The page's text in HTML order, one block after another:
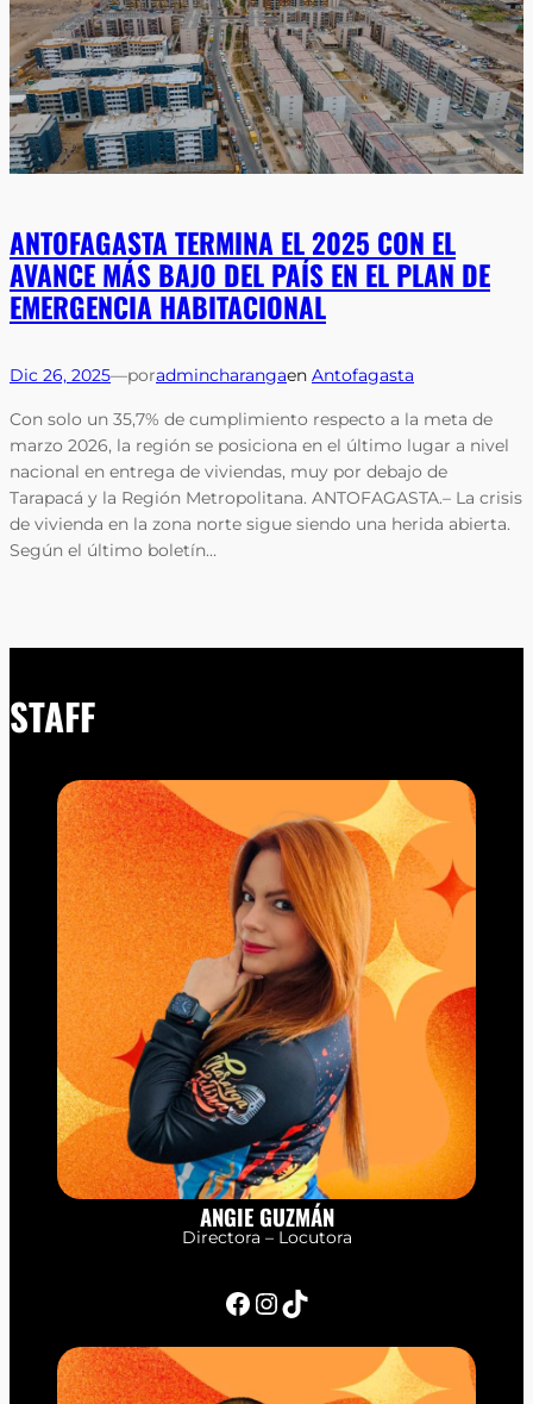
ANTOFAGASTA TERMINA EL 2025 CON EL
AVANCE MÁS BAJO DEL PAÍS EN EL PLAN DE
EMERGENCIA HABITACIONAL
Dic 26, 2025—poradmincharangaen Antofagasta
Con solo un 35,7% de cumplimiento respecto a la meta de
marzo 2026, la región se posiciona en el último lugar a nivel
nacional en entrega de viviendas, muy por debajo de
Tarapacá y la Región Metropolitana. ANTOFAGASTA.– La crisis
de vivienda en la zona norte sigue siendo una herida abierta.
Según el último boletín…
STAFF
ANGIE GUZMÁN
Directora – Locutora
Facebook InstagramTikTok